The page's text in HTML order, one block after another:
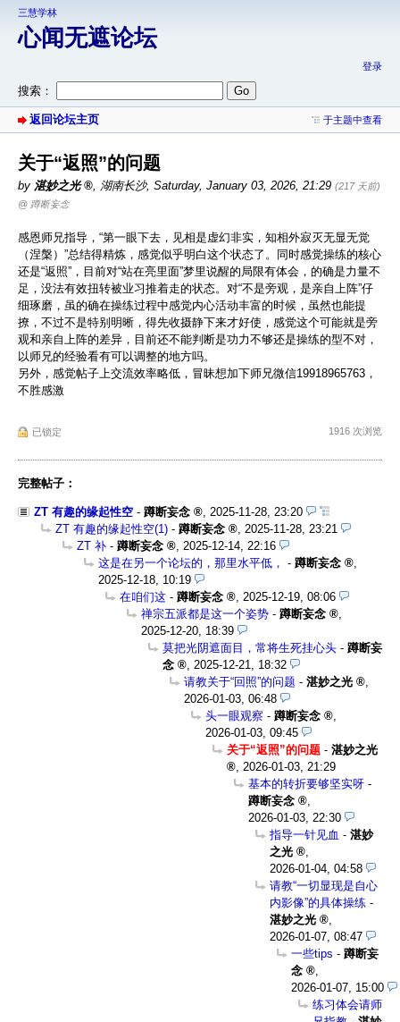
三慧学林
心闻无遮论坛
登录
搜索：
返回论坛主页 于主题中查看
关于“返照”的问题
by 湛妙之光 , 湖南长沙, Saturday, January 03, 2026, 21:29 (217 天前)
@ 蹲断妄念
感恩师兄指导，“第一眼下去，见相是虚幻非实，知相外寂灭无显无觉
（涅槃）”总结得精炼，感觉似乎明白这个状态了。同时感觉操练的核心
还是“返照”，目前对“站在亮里面”梦里说醒的局限有体会，的确是力量不
足，没法有效扭转被业习推着走的状态。对“不是旁观，是亲自上阵”仔
细琢磨，虽的确在操练过程中感觉内心活动丰富的时候，虽然也能提
撩，不过不是特别明晰，得先收摄静下来才好使，感觉这个可能就是旁
观和亲自上阵的差异，目前还不能判断是功力不够还是操练的型不对，
以师兄的经验看有可以调整的地方吗。
另外，感觉帖子上交流效率略低，冒昧想加下师兄微信19918965763，
不胜感激
已锁定 1916 次浏览
完整帖子：
ZT 有趣的缘起性空 - 蹲断妄念
2025-11-28, 23:20
ZT 有趣的缘起性空(1) - 蹲断妄念
2025-11-28, 23:21
ZT 补 - 蹲断妄念
2025-12-14, 22:16
这是在另一个论坛的，那里水平低， - 蹲断妄念
2025-12-18, 10:19
在咱们这 - 蹲断妄念
2025-12-19, 08:06
禅宗五派都是这一个姿势 - 蹲断妄念
2025-12-20, 18:39
莫把光阴遮面目，常将生死挂心头 - 蹲断妄
念
2025-12-21, 18:32
请教关于“回照”的问题 - 湛妙之光
2026-01-03, 06:48
头一眼观察 - 蹲断妄念
2026-01-03, 09:45
关于“返照”的问题 - 湛妙之光
2026-01-03, 21:29
基本的转折要够坚实呀 -
蹲断妄念
2026-01-03, 22:30
指导一针见血 - 湛妙
之光
2026-01-04, 04:58
请教“一切显现是自心
内影像”的具体操练 -
湛妙之光
2026-01-07, 08:47
一些tips - 蹲断妄
念
2026-01-07, 15:00
练习体会请师